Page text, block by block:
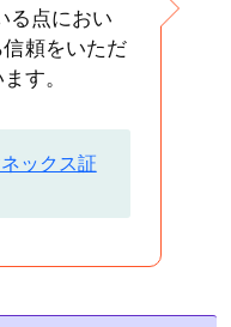
る点におい
頼をいただ
す。
ックス証